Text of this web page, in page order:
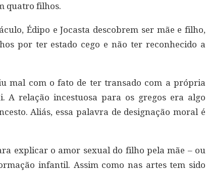
quatro filhos.
Édipo e Jocasta descobrem ser mãe e filho,
por ter estado cego e não ter reconhecido a
mal com o fato de ter transado com a própria
relação incestuosa para os gregos era algo
Aliás, essa palavra de designação moral é
explicar o amor sexual do filho pela mãe – ou
infantil. Assim como nas artes tem sido